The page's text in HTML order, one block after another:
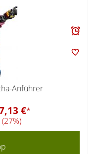
Anführer
€*